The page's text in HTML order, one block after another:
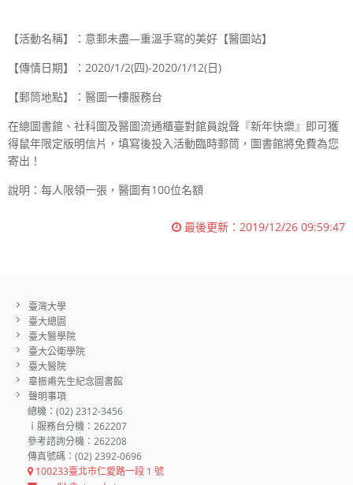
【活動名稱】：意郵未盡—重溫手寫的美好【醫圖站】
【傳情日期】： 2020/1/2(四)-2020/1/12(日)
【郵筒地點】：醫圖一樓服務台
在總圖書館、社科圖及醫圖流通櫃臺對館員說聲『新年快樂』即可獲
得鼠年限定版明信片，填寫後投入活動臨時郵筒，圖書館將免費為您
寄出！
說明：每人限領一張，醫圖有100位名額
最後更新： 2019/12/26 09:59:47
臺灣大學
臺大總圖
臺大醫學院
臺大公衛學院
臺大醫院
辜振甫先生紀念圖書館
聲明事項
總機：(02) 2312-3456
ｉ服務台分機：262207
參考諮詢分機：262208
傳真號碼：(02) 2392-0696
100233臺北市仁愛路一段 1 號